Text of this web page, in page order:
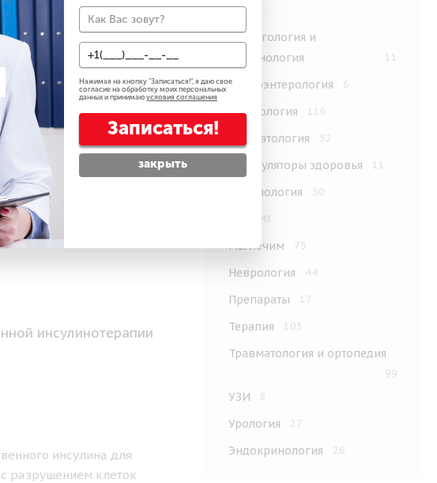
инсулинотерапии
инсулина для
разрушением клеток
Аллергология и
иммунология
11
Гастроэнтерология 6
Гинекология 116
Дерматология 52
Калькуляторы здоровья 11
Кардиология 50
41
Мы лечим 75
Неврология 44
Препараты 17
Терапия 103
Травматология и ортопедия
99
УЗИ 8
Урология 27
Эндокринология 26
Нажимая на кнопку "Записаться!", я даю свое
согласие на обработку моих персональных
данных и принимаю условия соглашения
Записаться!
закрыть